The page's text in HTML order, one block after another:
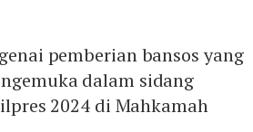
pemberian bansos yang
dalam sidang
2024 di Mahkamah